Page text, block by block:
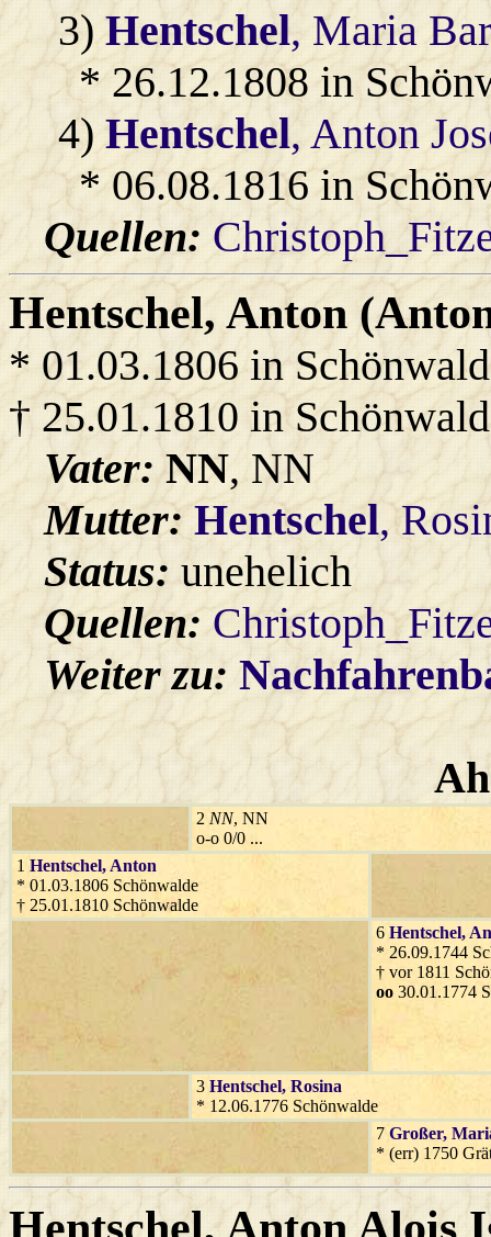
3)Hentschel, Maria
* 26.12.1808 in
4)Hentschel, Anton
* 06.08.1816 in
Quellen:
Hentschel, Anton
* 01.03.1806 in
† 25.01.1810 in
Vater:NN, NN
Mutter:Hentschel,
Status:unehelich
Quellen:
Weiter zu:
2 NN, NN
o-o 0/0 ...
1 Hentschel, Anton
* 01.03.1806 Schönwalde
† 25.01.1810 Schönwalde
6 Hentschel,
* 26.09.1744
† vor 1811
oo 30.01.1774
3 Hentschel, Rosina
* 12.06.1776 Schönwalde
7 Großer,
* (err) 1750
Hentschel, Anton Alois